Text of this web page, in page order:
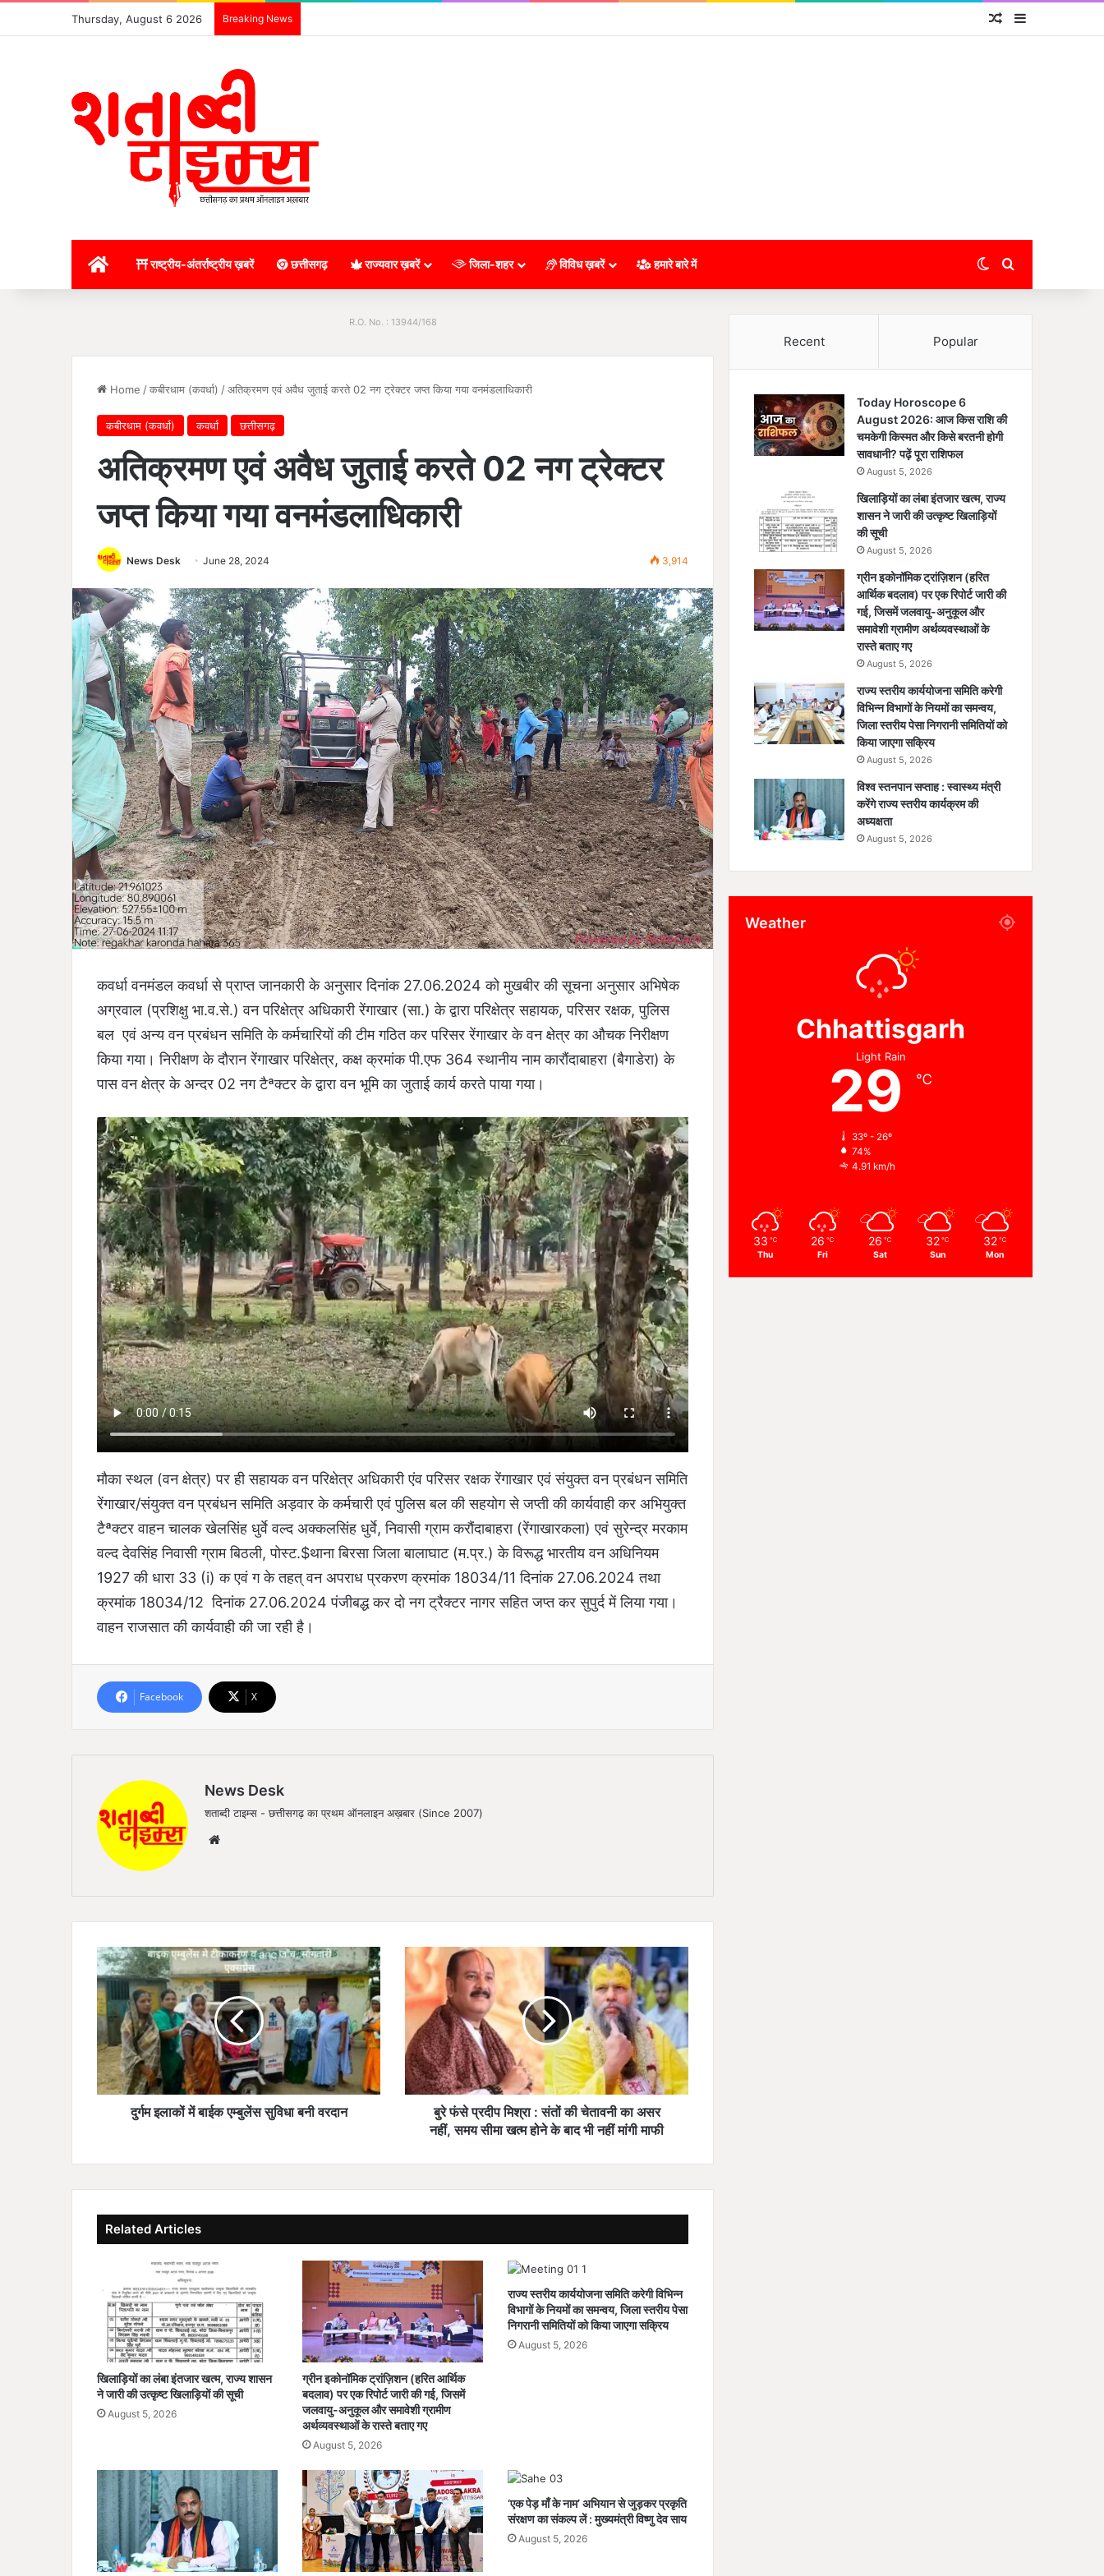
Thursday, August 6 2026 Breaking News Random Article
Sidebar
होम राष्ट्रीय-अंतर्राष्ट्रीय ख़बरें छत्तीसगढ़ राज्यवार ख़बरें जिला-शहर विविध ख़बरें हमारे बारे में Switch skin
R.O. No. : 13944/168
Home /कबीरधाम (कवर्धा) /अतिक्रमण एवं अवैध जुताई करते 02 नग ट्रेक्टर जप्त किया गया वनमंडलाधिकारी
कबीरधाम (कवर्धा) कवर्धा छत्तीसगढ़
अतिक्रमण एवं अवैध जुताई करते 02 नग ट्रेक्टर
जप्त किया गया वनमंडलाधिकारी
News Desk June 28, 2024 3,914
कवर्धा वनमंडल कवर्धा से प्राप्त जानकारी के अनुसार दिनांक 27.06.2024 को मुखबीर की सूचना अनुसार अभिषेक
अग्रवाल (प्रशिक्षु भा.व.से.) वन परिक्षेत्र अधिकारी रेंगाखार (सा.) के द्वारा परिक्षेत्र सहायक, परिसर रक्षक, पुलिस
बल एवं अन्य वन प्रबंधन समिति के कर्मचारियों की टीम गठित कर परिसर रेंगाखार के वन क्षेत्र का औचक निरीक्षण
किया गया। निरीक्षण के दौरान रेंगाखार परिक्षेत्र, कक्ष क्रमांक पी.एफ 364 स्थानीय नाम कारौंदाबाहरा (बैगाडेरा) के
पास वन क्षेत्र के अन्दर 02 नग टैªक्टर के द्वारा वन भूमि का जुताई कार्य करते पाया गया।
मौका स्थल (वन क्षेत्र) पर ही सहायक वन परिक्षेत्र अधिकारी एंव परिसर रक्षक रेंगाखार एवं संयुक्त वन प्रबंधन समिति
रेंगाखार/संयुक्त वन प्रबंधन समिति अड़वार के कर्मचारी एवं पुलिस बल की सहयोग से जप्ती की कार्यवाही कर अभियुक्त
टैªक्टर वाहन चालक खेलसिंह धुर्वे वल्द अक्कलसिंह धुर्वे, निवासी ग्राम करौंदाबाहरा (रेंगाखारकला) एवं सुरेन्द्र मरकाम
वल्द देवसिंह निवासी ग्राम बिठली, पोस्ट.$थाना बिरसा जिला बालाघाट (म.प्र.) के विरूद्ध भारतीय वन अधिनियम
1927 की धारा 33 (i) क एवं ग के तहत् वन अपराध प्रकरण क्रमांक 18034/11 दिनांक 27.06.2024 तथा
क्रमांक 18034/12 दिनांक 27.06.2024 पंजीबद्ध कर दो नग ट्रैक्टर नागर सहित जप्त कर सुपुर्द में लिया गया।
वाहन राजसात की कार्यवाही की जा रही है।
Facebook X
News Desk
शताब्दी टाइम्स - छत्तीसगढ़ का प्रथम ऑनलाइन अख़बार (Since 2007)
दुर्गम
इलाकों
में
बाईक
एम्बुलेंस
सुविधा
बनी
वरदान
दुर्गम इलाकों में बाईक एम्बुलेंस सुविधा बनी वरदान
बुरे
फंसे
प्रदीप
मिश्रा
संतों
की
चेतावनी
का
सीमा
के
भी
नहीं
मांगी
माफी
बुरे फंसे प्रदीप मिश्रा : संतों की चेतावनी का असर
नहीं, समय सीमा खत्म होने के बाद भी नहीं मांगी माफी
Related Articles
खिलाड़ियों का लंबा इंतजार खत्म, राज्य शासन
ने जारी की उत्कृष्ट खिलाड़ियों की सूची
August 5, 2026
ग्रीन इकोनॉमिक ट्रांज़िशन (हरित आर्थिक
बदलाव) पर एक रिपोर्ट जारी की गई, जिसमें
जलवायु-अनुकूल और समावेशी ग्रामीण
अर्थव्यवस्थाओं के रास्ते बताए गए
August 5, 2026
राज्य स्तरीय कार्ययोजना समिति करेगी विभिन्न
विभागों के नियमों का समन्वय, जिला स्तरीय पेसा
निगरानी समितियों को किया जाएगा सक्रिय
August 5, 2026
‘एक पेड़ माँ के नाम’ अभियान से जुड़कर प्रकृति
संरक्षण का संकल्प लें : मुख्यमंत्री विष्णु देव साय
August 5, 2026
Recent Popular
Today Horoscope 6
August 2026: आज किस राशि की
चमकेगी किस्मत और किसे बरतनी होगी
सावधानी? पढ़ें पूरा राशिफल
August 5, 2026
खिलाड़ियों का लंबा इंतजार खत्म, राज्य
शासन ने जारी की उत्कृष्ट खिलाड़ियों
की सूची
August 5, 2026
ग्रीन इकोनॉमिक ट्रांज़िशन (हरित
आर्थिक बदलाव) पर एक रिपोर्ट जारी की
गई, जिसमें जलवायु-अनुकूल और
समावेशी ग्रामीण अर्थव्यवस्थाओं के
रास्ते बताए गए
August 5, 2026
राज्य स्तरीय कार्ययोजना समिति करेगी
विभिन्न विभागों के नियमों का समन्वय,
जिला स्तरीय पेसा निगरानी समितियों को
किया जाएगा सक्रिय
August 5, 2026
विश्व स्तनपान सप्ताह : स्वास्थ्य मंत्री
करेंगे राज्य स्तरीय कार्यक्रम की
अध्यक्षता
August 5, 2026
Weather
Chhattisgarh
Light Rain
29 ℃
33º - 26º
74%
4.91 km/h
33 ℃
Thu
26 ℃
Fri
26 ℃
Sat
32 ℃
Sun
32 ℃
Mon